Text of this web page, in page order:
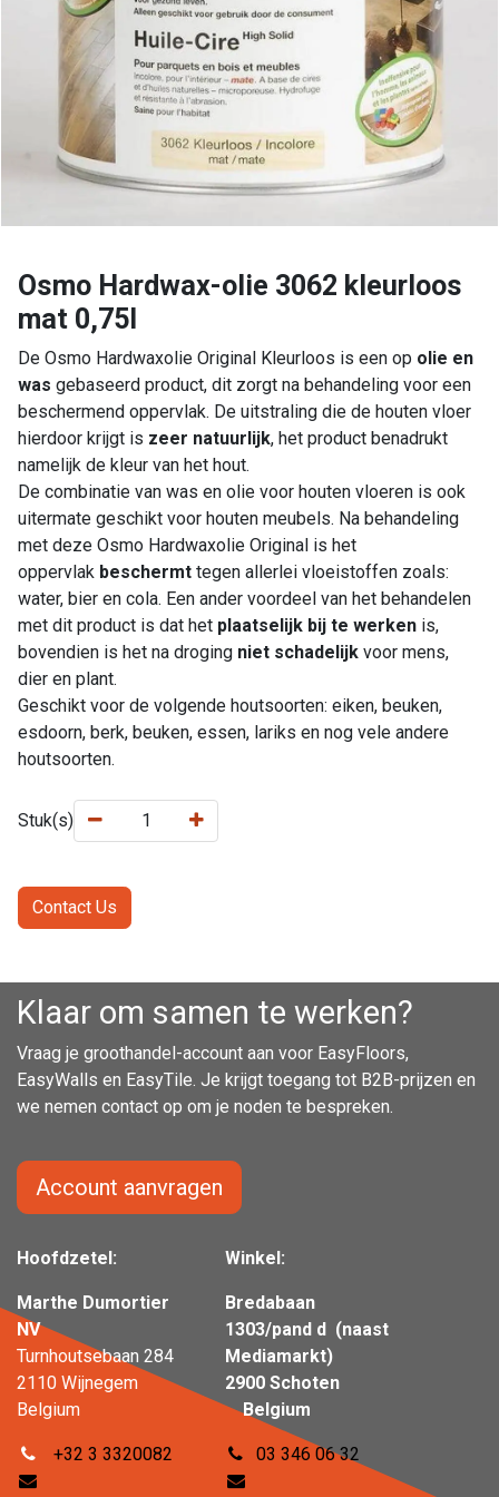
Osmo Hardwax-olie 3062 kleurloos
mat 0,75l
De Osmo Hardwaxolie Original Kleurloos is een op olie en
was gebaseerd product, dit zorgt na behandeling voor een
beschermend oppervlak. De uitstraling die de houten vloer
hierdoor krijgt is zeer natuurlijk, het product benadrukt
namelijk de kleur van het hout.
De combinatie van was en olie voor houten vloeren is ook
uitermate geschikt voor houten meubels. Na behandeling
met deze Osmo Hardwaxolie Original is het
oppervlak beschermt tegen allerlei vloeistoffen zoals:
water, bier en cola. Een ander voordeel van het behandelen
met dit product is dat het plaatselijk bij te werken is,
bovendien is het na droging niet schadelijk voor mens,
dier en plant.
Geschikt voor de volgende houtsoorten: eiken, beuken,
esdoorn, berk, beuken, essen, lariks en nog vele andere
houtsoorten.
Stuk(s)
Contact Us
Klaar om samen te werken?
Vraag je groothandel-account aan voor EasyFloors,
EasyWalls en EasyTile. Je krijgt toegang tot B2B-prijzen en
we nemen contact op om je noden te bespreken.
Hoofdzetel:
Marthe Dumortier
NV
Turnhoutsebaan 284
2110 Wijnegem
Belgium
+32 3 3320082
Winkel:
Bredabaan
1303/pand d (naast
Mediamarkt)
2900 Schoten
Belgium
03 346 06 32
Account aanvragen